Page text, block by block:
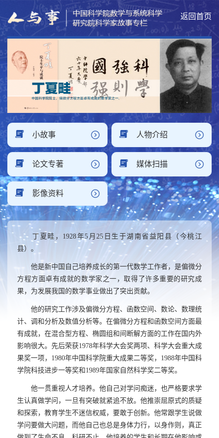
返回首页
小故事 人物介绍
论文专著 媒体扫描
影像资料
丁夏畦， 1928年5 月25 日生于湖南省益阳县（今桃江
县）。
他是新中国自己培养成长的第一代数学工作者，是偏微分
方程方面卓有成就的数学家之一，取得了许多重要的研究成
果，为发展我国的数学事业做出了突出贡献。
他的研究工作涉及偏微分方程、函数空间、数论、数理统
计、调和分析及数值分析等。在偏微分方程和函数空间方面最
有成就，在混合型方程、椭圆组和间断解方面的工作在国内外
影响很大。先后荣获1978年科学大会奖两项、科学大会重大成
果奖一项， 1980年中国科学院重大成果二等奖， 1988年中国科
学院科技进步一等奖和 1989年国家自然科学奖二等奖。
他一贯重视人才培养。他自己对学问痴迷，也严格要求学
生认真做学问，一旦有突破就紧追不放。他推崇屈原式的质疑
和探索，教育学生不迷信权威，要敢于创新。他常跟学生说做
学问要做大问题，而他自己也总是身体力行，以身作则，真正